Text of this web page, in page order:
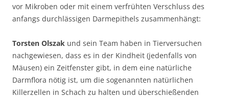
vor Mikroben oder mit einem verfrühten Verschluss des
anfangs durchlässigen Darmepithels zusammenhängt:
Torsten Olszak und sein Team haben in Tierversuchen
nachgewiesen, dass es in der Kindheit (jedenfalls von
Mäusen) ein Zeitfenster gibt, in dem eine natürliche
Darmflora nötig ist, um die sogenannten natürlichen
Killerzellen in Schach zu halten und überschießenden